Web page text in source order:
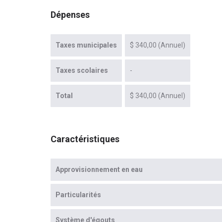
Dépenses
Taxes municipales $ 340,00 (Annuel)
Taxes scolaires -
Total $ 340,00 (Annuel)
Caractéristiques
Approvisionnement en eau
Particularités
Système d'égouts